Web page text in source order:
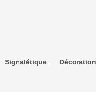
Signalétique Décoration